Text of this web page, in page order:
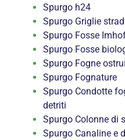
Spurgo h24
Spurgo Griglie
Spurgo Fosse
Spurgo Fosse
Spurgo Fogne
Spurgo Fognature
Spurgo Condotte
detriti
Spurgo Colonne di
Spurgo Canaline e